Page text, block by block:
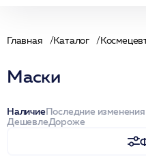
Главная Каталог
Маски
НаличиеПоследние изменения
ДешевлеДороже